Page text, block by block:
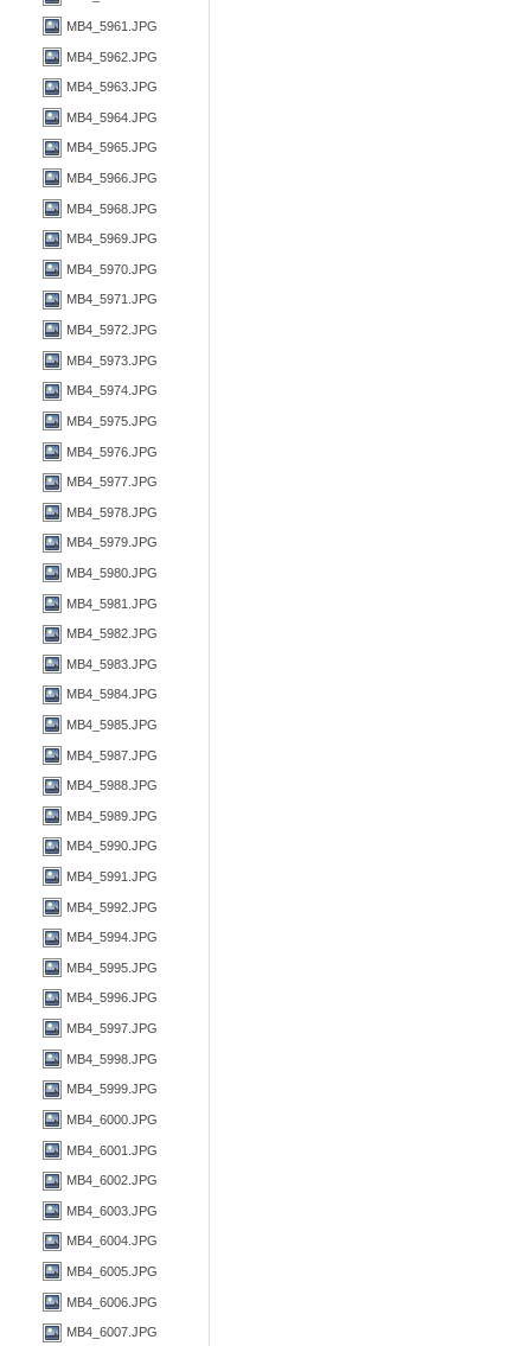
MB4_5961.JPG
MB4_5962.JPG
MB4_5963.JPG
MB4_5964.JPG
MB4_5965.JPG
MB4_5966.JPG
MB4_5968.JPG
MB4_5969.JPG
MB4_5970.JPG
MB4_5971.JPG
MB4_5972.JPG
MB4_5973.JPG
MB4_5974.JPG
MB4_5975.JPG
MB4_5976.JPG
MB4_5977.JPG
MB4_5978.JPG
MB4_5979.JPG
MB4_5980.JPG
MB4_5981.JPG
MB4_5982.JPG
MB4_5983.JPG
MB4_5984.JPG
MB4_5985.JPG
MB4_5987.JPG
MB4_5988.JPG
MB4_5989.JPG
MB4_5990.JPG
MB4_5991.JPG
MB4_5992.JPG
MB4_5994.JPG
MB4_5995.JPG
MB4_5996.JPG
MB4_5997.JPG
MB4_5998.JPG
MB4_5999.JPG
MB4_6000.JPG
MB4_6001.JPG
MB4_6002.JPG
MB4_6003.JPG
MB4_6004.JPG
MB4_6005.JPG
MB4_6006.JPG
MB4_6007.JPG